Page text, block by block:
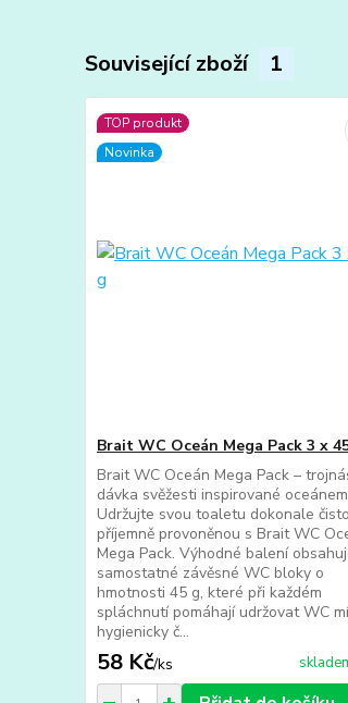
Související zboží 1
TOP produkt
Novinka
Brait WC Oceán Mega Pack 3 x
Brait WC Oceán Mega Pack –
dávka svěžesti inspirované oceánem
Udržujte svou toaletu dokonale
příjemně provoněnou s Brait WC
Mega Pack. Výhodné balení
samostatné závěsné WC bloky o
hmotnosti 45 g, které při každém
spláchnutí pomáhají udržovat WC
hygienicky č...
58 Kč/ks